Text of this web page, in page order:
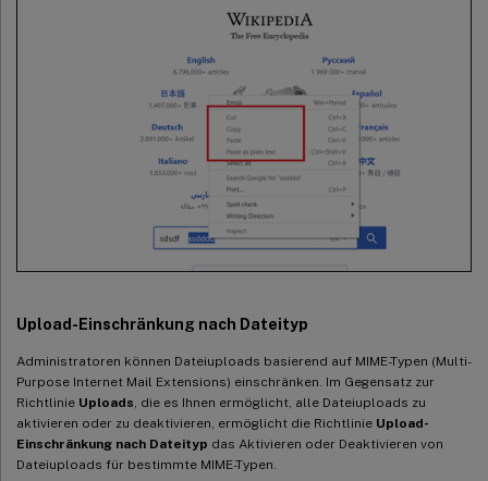
Upload-Einschränkung nach Dateityp
Administratoren können Dateiuploads basierend auf MIME-Typen (Multi-
Purpose Internet Mail Extensions) einschränken. Im Gegensatz zur
Richtlinie Uploads, die es Ihnen ermöglicht, alle Dateiuploads zu
aktivieren oder zu deaktivieren, ermöglicht die Richtlinie Upload-
Einschränkung nach Dateityp das Aktivieren oder Deaktivieren von
Dateiuploads für bestimmte MIME-Typen.